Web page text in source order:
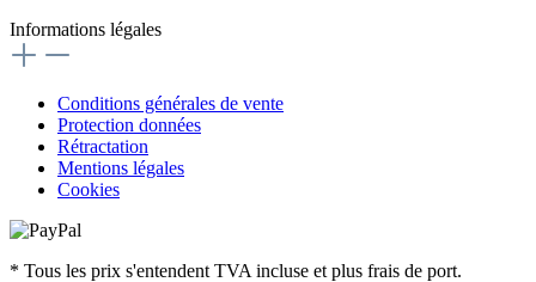
Informations légales
Conditions générales de vente
Protection données
Rétractation
Mentions légales
Cookies
* Tous les prix s'entendent TVA incluse et plus frais de port.